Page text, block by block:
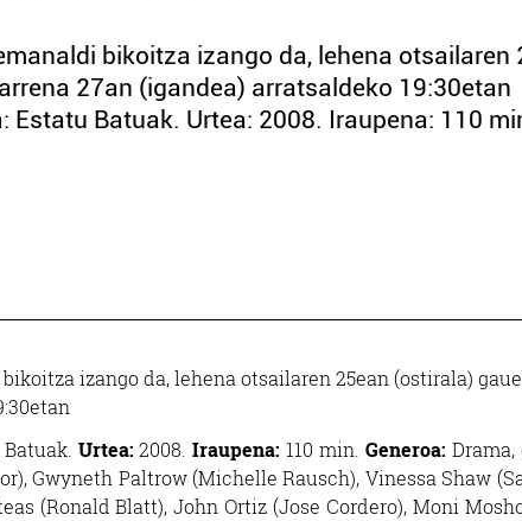
bikoitza izango da, lehena otsailaren
27an (igandea) arratsaldeko 19:30etan
Estatu Batuak. Urtea: 2008. Iraupena: 110
izango da, lehena otsailaren 25ean (ostirala)
Urtea: 2008.Iraupena: 110 min.Generoa: Drama,
Gwyneth Paltrow (Michelle Rausch), Vinessa Shaw
(Ronald Blatt), John Ortiz (Jose Cordero), Moni